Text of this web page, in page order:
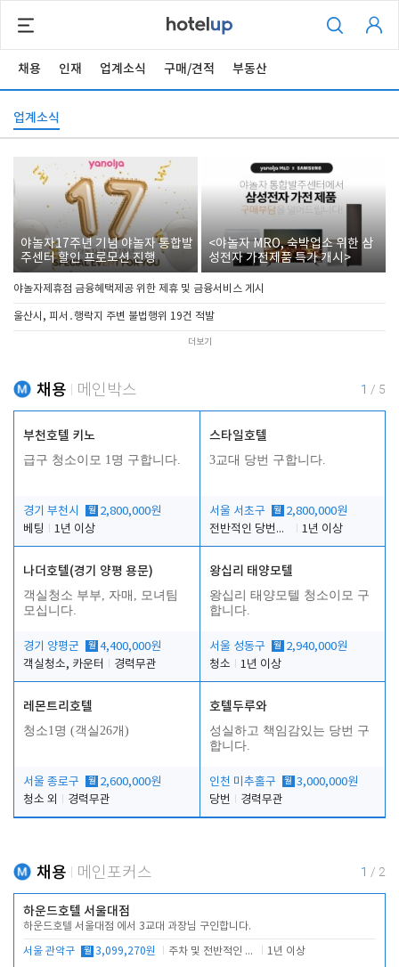
채용 인재 업계소식 구매/견적 부동산
업계소식
야놀자17주년 기념 야놀자 통합발
주센터 할인 프로모션 진행
<야놀자 MRO, 숙박업소 위한 삼
성전자 가전제품 특가 개시>
야놀자제휴점 금융혜택제공 위한 제휴 및 금융서비스 게시
울산시, 피서․행락지 주변 불법행위 19건 적발
더보기
채용 메인박스 1 / 5
부천호텔 키노
급구 청소이모 1명 구합니다.
경기 부천시 월 2,800,000원
베팅
1년 이상
스타일호텔
3교대 당번 구합니다.
서울 서초구 월 2,800,000원
전반적인 당번업무
1년 이상
나더호텔(경기 양평 용문)
객실청소 부부, 자매, 모녀팀
모십니다.
경기 양평군 월 4,400,000원
객실청소, 카운터
경력무관
왕십리 태양모텔
왕십리 태양모텔 청소이모 구
합니다.
서울 성동구 월 2,940,000원
청소
1년 이상
레몬트리호텔
청소1명 (객실26개)
서울 종로구 월 2,600,000원
청소 외
경력무관
호텔두루와
성실하고 책임감있는 당번 구
합니다.
인천 미추홀구 월 3,000,000원
당번
경력무관
채용 메인포커스 1 / 2
하운드호텔 서울대점
하운드호텔 서울대점 에서 3교대 과장님 구인합니다.
서울 관악구 월 3,099,270원 주차 및 전반적인 당번업무 1년 이상